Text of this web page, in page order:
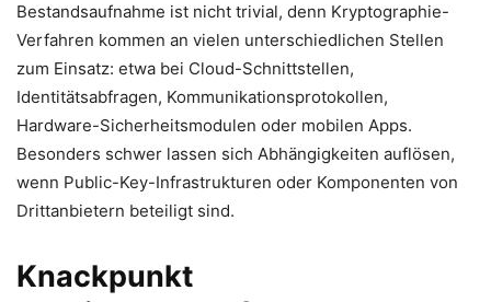
Bestandsaufnahme ist nicht trivial, denn Kryptographie-
Verfahren kommen an vielen unterschiedlichen Stellen
zum Einsatz: etwa bei Cloud-Schnittstellen,
Identitätsabfragen, Kommunikationsprotokollen,
Hardware-Sicherheitsmodulen oder mobilen Apps.
Besonders schwer lassen sich Abhängigkeiten auflösen,
wenn Public-Key-Infrastrukturen oder Komponenten von
Drittanbietern beteiligt sind.
Knackpunkt